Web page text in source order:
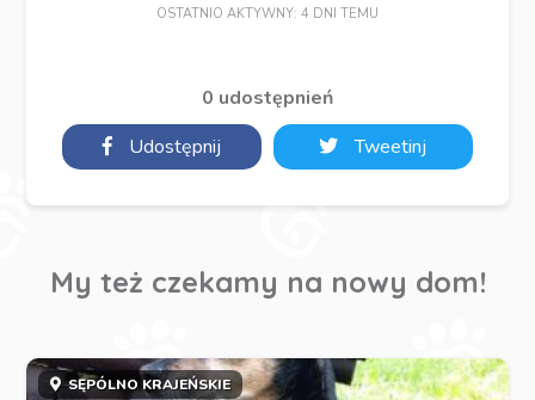
OSTATNIO AKTYWNY: 4 DNI TEMU
0 udostępnień
Udostępnij
Tweetinj
My też czekamy na nowy dom!
SĘPÓLNO KRAJEŃSKIE